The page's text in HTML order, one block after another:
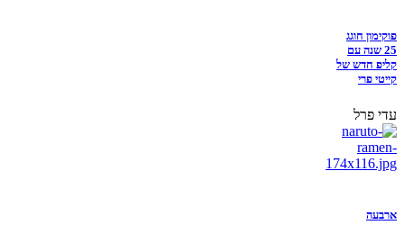
פוקימון חוגג
25 שנה עם
קליפ חדש של
קייטי פרי
עדי פרל
ארבעה